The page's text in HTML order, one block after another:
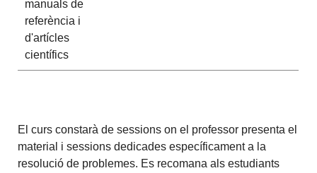
manuals de
referència i
d'artícles
científics
El curs constarà de sessions on el professor presenta el
material i sessions dedicades específicament a la
resolució de problemes. Es recomana als estudiants